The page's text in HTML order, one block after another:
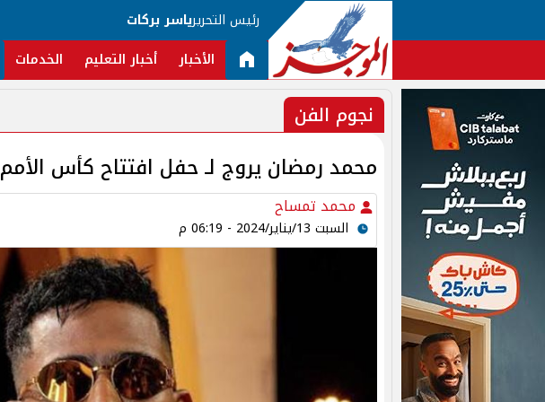
رئيس التحريرياسر بركات
الأخبار أخبار التعليم الخدمات
نجوم الفن
محمد رمضان يروج لـ حفل افتتاح كأس الأمم
محمد تمساح
السبت 13/يناير/2024 - 06:19 م